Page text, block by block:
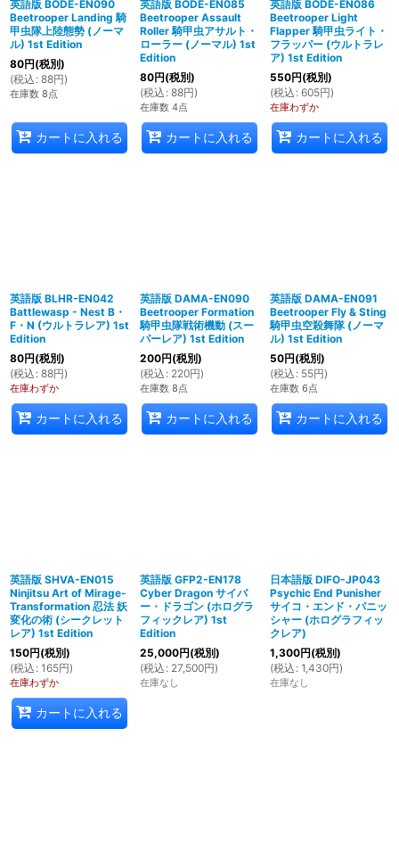
英語版 BODE-EN090
Beetrooper Landing 騎
甲虫隊上陸態勢 (ノーマ
ル) 1st Edition
80円(税別)
(税込 : 88円)
在庫数 8点
カートに入れる
英語版 BODE-EN085
Beetrooper Assault
Roller 騎甲虫アサルト・
ローラー (ノーマル) 1st
Edition
80円(税別)
(税込 : 88円)
在庫数 4点
カートに入れる
英語版 BODE-EN086
Beetrooper Light
Flapper 騎甲虫ライト・
フラッパー (ウルトラレ
ア) 1st Edition
550円(税別)
(税込 : 605円)
在庫わずか
カートに入れる
英語版 BLHR-EN042
Battlewasp - Nest B・
F・N (ウルトラレア) 1st
Edition
80円(税別)
(税込 : 88円)
在庫わずか
カートに入れる
英語版 DAMA-EN090
Beetrooper Formation
騎甲虫隊戦術機動 (スー
パーレア) 1st Edition
200円(税別)
(税込 : 220円)
在庫数 8点
カートに入れる
英語版 DAMA-EN091
Beetrooper Fly & Sting
騎甲虫空殺舞隊 (ノーマ
ル) 1st Edition
50円(税別)
(税込 : 55円)
在庫数 6点
カートに入れる
英語版 SHVA-EN015
Ninjitsu Art of Mirage-
Transformation 忍法 妖
変化の術 (シークレット
レア) 1st Edition
150円(税別)
(税込 : 165円)
在庫わずか
カートに入れる
英語版 GFP2-EN178
Cyber Dragon サイバ
ー・ドラゴン (ホログラ
フィックレア) 1st
Edition
25,000円(税別)
(税込 : 27,500円)
在庫なし
日本語版 DIFO-JP043
Psychic End Punisher
サイコ・エンド・パニッ
シャー (ホログラフィッ
クレア)
1,300円(税別)
(税込 : 1,430円)
在庫なし